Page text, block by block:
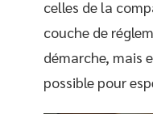
celles de la
couche de
démarche, mais
possible pour